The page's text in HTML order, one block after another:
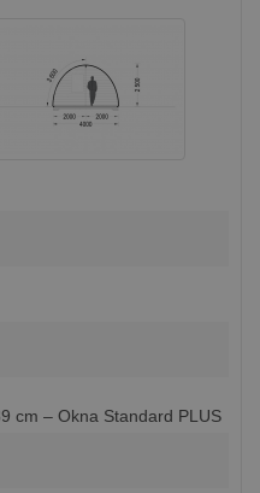
cm – Okna Standard PLUS